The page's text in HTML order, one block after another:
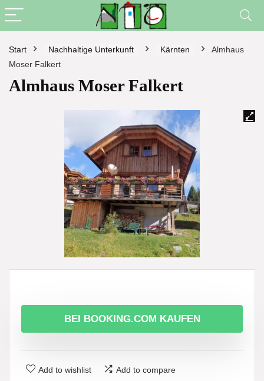
Start Nachhaltige Unterkunft Kärnten
Almhaus
Moser Falkert
Almhaus Moser Falkert
BEI BOOKING.COM KAUFEN
Add to wishlist Add to compare